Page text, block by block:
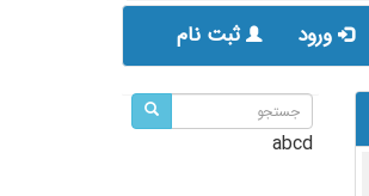
ورود ثبت نام
abcd